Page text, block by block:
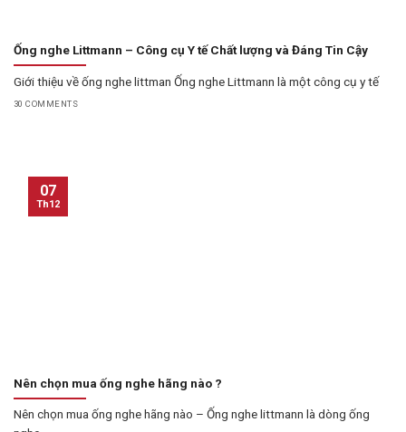
Ống nghe Littmann – Công cụ Y tế Chất lượng và Đáng Tin Cậy
Giới thiệu về ống nghe littman Ống nghe Littmann là một công cụ y tế
30 COMMENTS
Nên chọn mua ống nghe hãng nào ?
Nên chọn mua ống nghe hãng nào – Ống nghe littmann là dòng ống
07
Th12